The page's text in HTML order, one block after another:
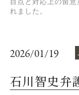
目点と対応上の留
れました。
2026/01/19
石川智史弁